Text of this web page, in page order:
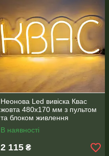
Неонова Led вивіска Квас
жовта 480х170 мм з пультом
та блоком живлення
В наявності
2 115 ₴